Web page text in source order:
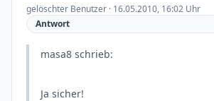
gelöschter Benutzer · 16.05.2010, 16:02 Uhr
Antwort
masa8 schrieb:
Ja sicher!